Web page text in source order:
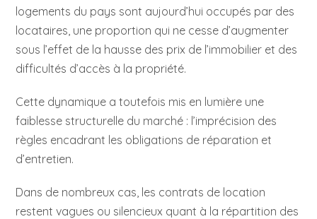
logements du pays sont aujourd’hui occupés par des
locataires, une proportion qui ne cesse d’augmenter
sous l’effet de la hausse des prix de l’immobilier et des
difficultés d’accès à la propriété.
Cette dynamique a toutefois mis en lumière une
faiblesse structurelle du marché : l’imprécision des
règles encadrant les obligations de réparation et
d’entretien.
Dans de nombreux cas, les contrats de location
restent vagues ou silencieux quant à la répartition des